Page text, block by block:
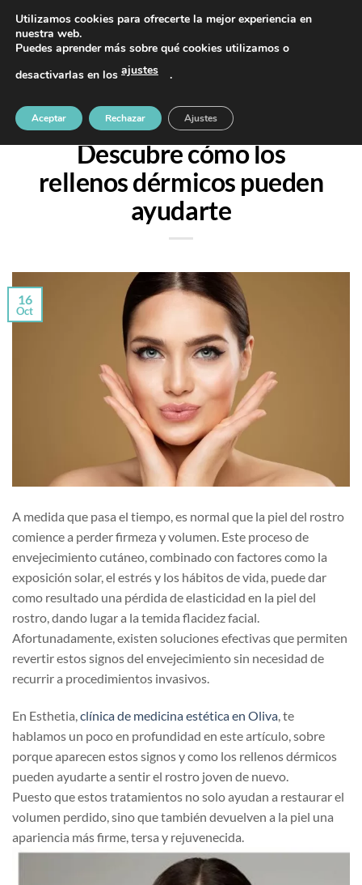
contenido
PIDE TU CITA AL TELÉFONO 637 42 97 25
¿Flacidez en el rostro?
Descubre cómo los
rellenos dérmicos pueden
ayudarte
16
Oct
A medida que pasa el tiempo, es normal que la piel del rostro
comience a perder firmeza y volumen. Este proceso de
envejecimiento cutáneo, combinado con factores como la
exposición solar, el estrés y los hábitos de vida, puede dar
como resultado una pérdida de elasticidad en la piel del
rostro, dando lugar a la temida flacidez facial.
Afortunadamente, existen soluciones efectivas que permiten
revertir estos signos del envejecimiento sin necesidad de
recurrir a procedimientos invasivos.
En Esthetia,clínica de medicina estética en Oliva, te
hablamos un poco en profundidad en este artículo, sobre
porque aparecen estos signos y como los rellenos dérmicos
pueden ayudarte a sentir el rostro joven de nuevo.
Puesto que estos tratamientos no solo ayudan a restaurar el
volumen perdido, sino que también devuelven a la piel una
apariencia más firme, tersa y rejuvenecida.
Utilizamos cookies para ofrecerte la mejor experiencia en
nuestra web.
Puedes aprender más sobre qué cookies utilizamos o
desactivarlas en los ajustes .
Aceptar Rechazar Ajustes